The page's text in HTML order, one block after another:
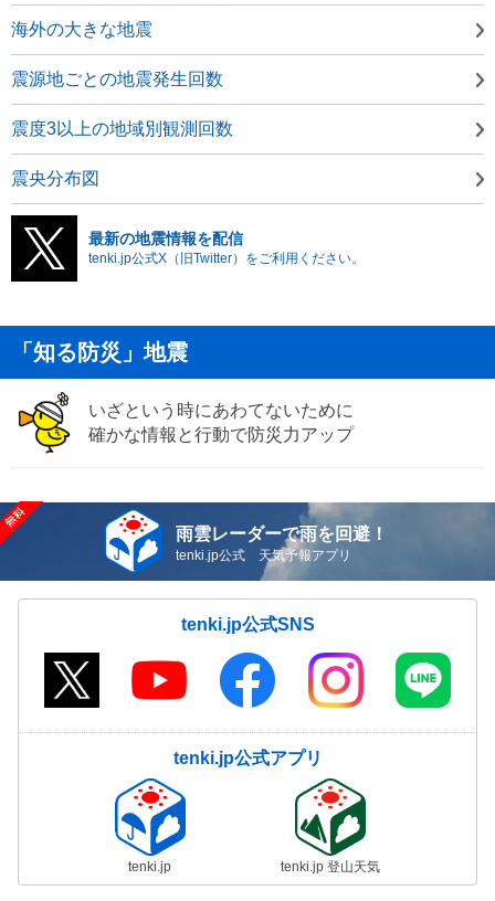
海外の大きな地震
震源地ごとの地震発生回数
震度3以上の地域別観測回数
震央分布図
最新の地震情報を配信
tenki.jp公式X（旧Twitter）をご利用ください。
「知る防災」地震
いざという時にあわてないために
確かな情報と行動で防災力アップ
雨雲レーダーで雨を回避！
tenki.jp公式 天気予報アプリ
tenki.jp公式SNS
tenki.jp公式アプリ
tenki.jp tenki.jp 登山天気